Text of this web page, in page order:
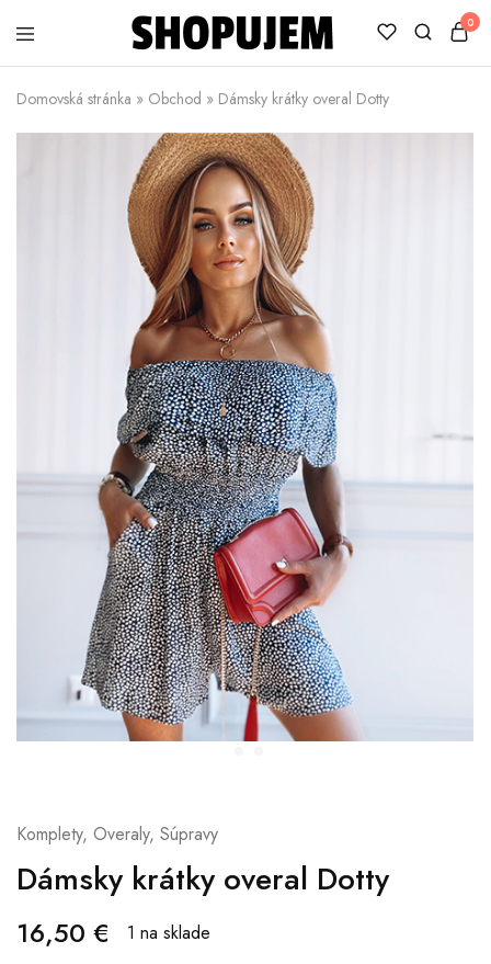
Shopujem
Veselé
s
0
Domovská stránka » Obchod » Dámsky krátky overal Dotty
Komplety, Overaly, Súpravy
Dámsky krátky overal Dotty
16,50 € 1 na sklade